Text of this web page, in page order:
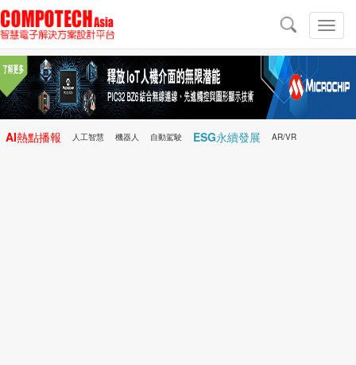
切
換
導
導
航
AI熱點播報 人工智慧 機器人 自動駕駛 ESG永續發展 AR/VR